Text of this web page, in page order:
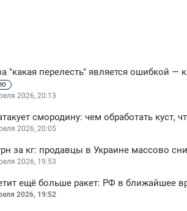
"какая перелесть" является ошибкой —
2026, 20:13
смородину: чем обработать куст,
2026, 20:05
за кг: продавцы в Украине массово
2026, 19:53
ещё больше ракет: РФ в ближайшее
2026, 19:52